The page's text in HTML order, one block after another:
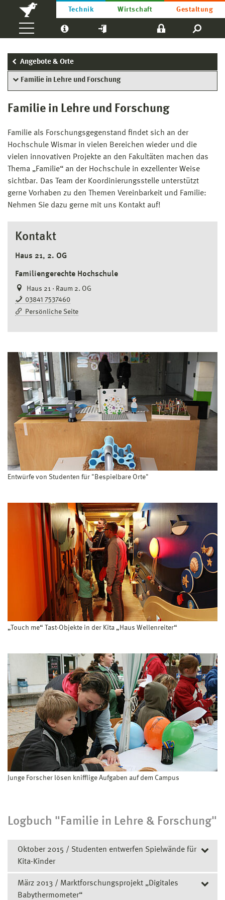
Technik Wirtschaft Gestaltung
Angebote & Orte
Familie in Lehre und Forschung
Familie in Lehre und Forschung
Familie als Forschungsgegenstand findet sich an der
Hochschule Wismar in vielen Bereichen wieder und die
vielen innovativen Projekte an den Fakultäten machen das
Thema „Familie“ an der Hochschule in exzellenter Weise
sichtbar. Das Team der Koordinierungsstelle unterstützt
gerne Vorhaben zu den Themen Vereinbarkeit und Familie:
Nehmen Sie dazu gerne mit uns Kontakt auf!
Kontakt
Haus 21, 2. OG
Familiengerechte Hochschule
Haus 21 · Raum 2. OG
03841 7537460
Persönliche Seite
Entwürfe von Studenten für "Bespielbare Orte"
„Touch me“ Tast-Objekte in der Kita „Haus Wellenreiter“
Junge Forscher lösen knifflige Aufgaben auf dem Campus
Logbuch "Familie in Lehre & Forschung"
Oktober 2015 / Studenten entwerfen Spielwände für
Kita-Kinder
Am 15. Oktober 2015 wurden zwei Tast- und Spielwände
mit den Themen „Wald“ und „Wasser“ durch die
März 2013 / Marktforschungsprojekt „Digitales
Babythermometer“